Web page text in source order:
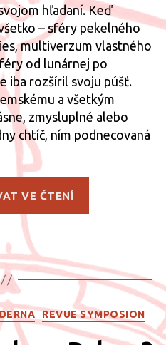
hľadaní. Keď
– sféry pekelného
multiverzum vlastného
od lunárnej po
iba rozšíril svoju púšť.
a všetkým
zmysluplné alebo
chtíč, ním podnecovaná
VE ČTENÍ
RubrikyREVUE SYMPOSION